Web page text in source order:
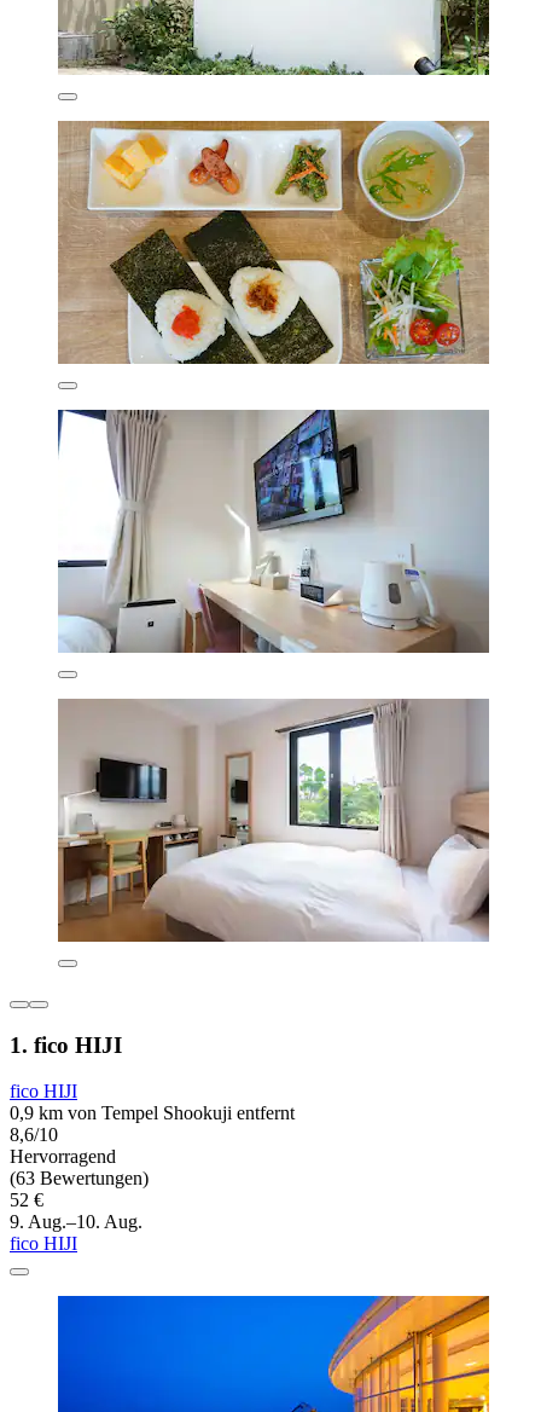
1. fico HIJI
fico HIJI
0,9 km von Tempel Shookuji entfernt
8,6/10
Hervorragend
(63 Bewertungen)
52 €
9. Aug.–10. Aug.
fico HIJI